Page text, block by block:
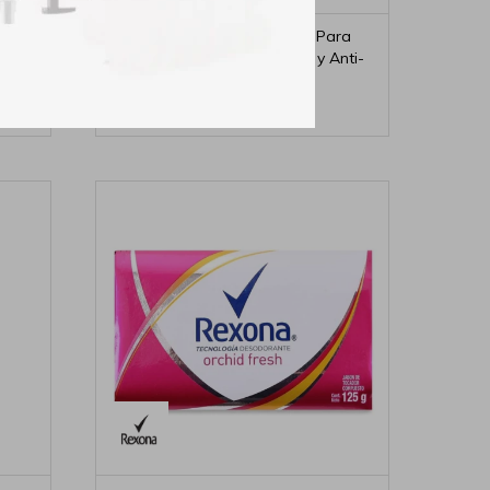
Dr.Selby Gel De Limpieza Para
Cuerpo y Rostro Calmante y Anti-